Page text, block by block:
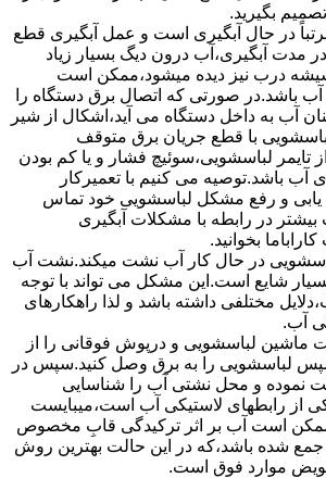
بگیرید.
مرتباً در ﺣﺎل آﺑﮕﯿﺮی اﺳﺖ و ﻋﻤﻞ آﺑﮕﯿﺮی ﻗﻄﻊ
ﻣﺪت آﺑﮕﯿﺮی،آب درون دﯾﮓ ﺑﺴﯿﺎر زﯾﺎد
درب ﻧﯿﺰ دﯾﺪه میشود،ممکن است
باشد.در صورتی که اتصال برق دستگاه را
آب به داخل دستگاه می آید،اشکال از شیر
با قطع جریان برق متوقف
تایمر لباسشویی،سوئیچ فشار و یا کم بودن
باشد.توصیه می کنیم با تعمیرکار
و رفع مشکل لباسشویی خود تماس
در رابطه با مشکلات آبگیری
بخوانید.
لباسشویی در ﺣﺎل ﮐﺎر آب ﻧﺸﺖ میکند.نشت آب
شایع است.این مشکل می تواند با توجه
مختلفی داشته باشد و لذا راهکارهای
آب.
ﻣﺎﺷﯿﻦ لباسشویی و درپوش ﻓﻮﻗﺎﻧﯽ را از
لباسشویی را ﺑﻪ ﺑﺮق وصل ﮐﻨﯿﺪ.سپس در
نموده و ﻣﺤﻞ نشتی آب را ﺷﻨﺎﺳﺎﯾﯽ
از رابطهای ﻻﺳﺘﯿﮑﯽ آب اﺳﺖ،میبایست
اﺳﺖ آب بر اثر ﺗﺮﮐﯿﺪﮔﯽ قابِ ﻣﺨﺼﻮص
شده ﺑﺎﺷﺪ،ﮐﻪ در این حالت بهترین روش
ﻣﻮارد ﻓﻮق اﺳﺖ.